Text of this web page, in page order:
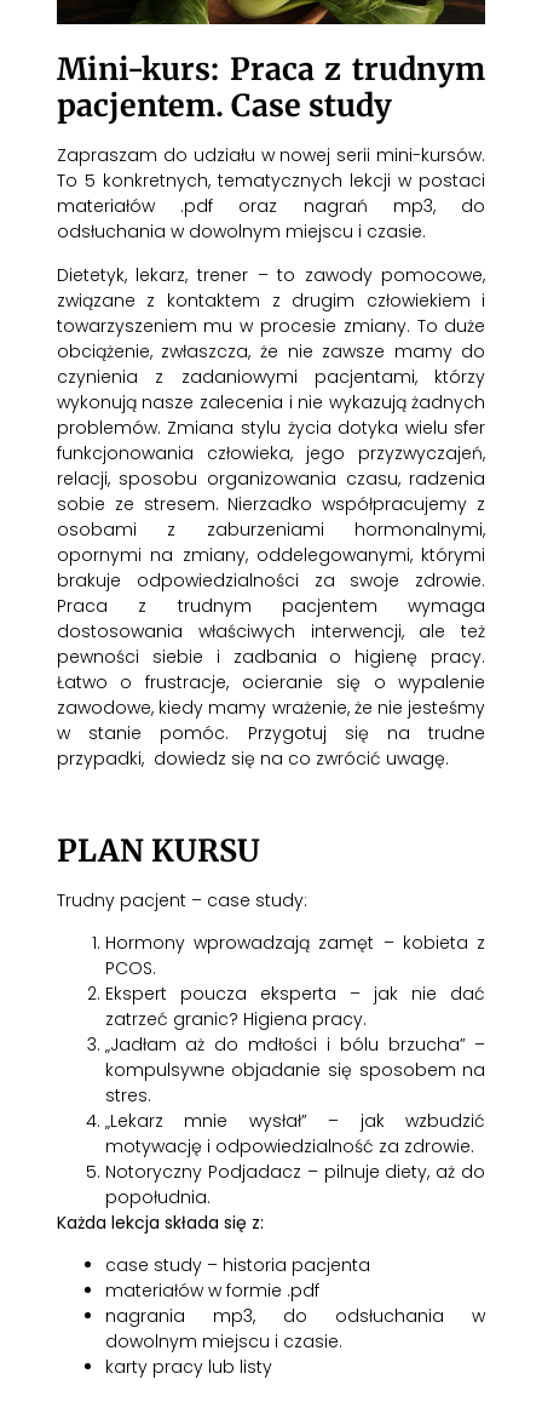
Mini-kurs: Praca z trudnym
pacjentem. Case study
Zapraszam do udziału w nowej serii mini-kursów.
To 5 konkretnych, tematycznych lekcji w postaci
materiałów .pdf oraz nagrań mp3, do
odsłuchania w dowolnym miejscu i czasie.
Dietetyk, lekarz, trener – to zawody pomocowe,
związane z kontaktem z drugim człowiekiem i
towarzyszeniem mu w procesie zmiany. To duże
obciążenie, zwłaszcza, że nie zawsze mamy do
czynienia z zadaniowymi pacjentami, którzy
wykonują nasze zalecenia i nie wykazują żadnych
problemów. Zmiana stylu życia dotyka wielu sfer
funkcjonowania człowieka, jego przyzwyczajeń,
relacji, sposobu organizowania czasu, radzenia
sobie ze stresem. Nierzadko współpracujemy z
osobami z zaburzeniami hormonalnymi,
opornymi na zmiany, oddelegowanymi, którymi
brakuje odpowiedzialności za swoje zdrowie.
Praca z trudnym pacjentem wymaga
dostosowania właściwych interwencji, ale też
pewności siebie i zadbania o higienę pracy.
Łatwo o frustracje, ocieranie się o wypalenie
zawodowe, kiedy mamy wrażenie, że nie jesteśmy
w stanie pomóc. Przygotuj się na trudne
przypadki, dowiedz się na co zwrócić uwagę.
PLAN KURSU
Trudny pacjent – case study:
Hormony wprowadzają zamęt – kobieta z
PCOS.
Ekspert poucza eksperta – jak nie dać
zatrzeć granic? Higiena pracy.
„Jadłam aż do mdłości i bólu brzucha” –
kompulsywne objadanie się sposobem na
stres.
„Lekarz mnie wysłał” – jak wzbudzić
motywację i odpowiedzialność za zdrowie.
Notoryczny Podjadacz – pilnuje diety, aż do
popołudnia.
Każda lekcja składa się z:
case study – historia pacjenta
materiałów w formie .pdf
nagrania mp3, do odsłuchania w
dowolnym miejscu i czasie.
karty pracy lub listy